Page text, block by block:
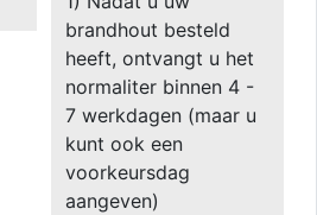
brandhout besteld
heeft, ontvangt u het
normaliter binnen 4 -
7 werkdagen (maar u
kunt ook een
voorkeursdag
aangeven)